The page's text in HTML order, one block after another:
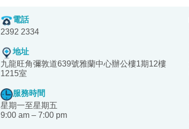
電話
2392 2334
地址
九龍旺角彌敦道639號雅蘭中心辦公樓1期12樓
1215室
服務時間
星期一至星期五
9:00 am – 7:00 pm